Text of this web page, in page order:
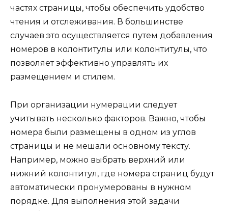
частях страницы, чтобы обеспечить удобство
чтения и отслеживания. В большинстве
случаев это осуществляется путем добавления
номеров в колонтитулы или колонтитулы, что
позволяет эффективно управлять их
размещением и стилем.
При организации нумерации следует
учитывать несколько факторов. Важно, чтобы
номера были размещены в одном из углов
страницы и не мешали основному тексту.
Например, можно выбрать верхний или
нижний колонтитул, где номера страниц будут
автоматически пронумерованы в нужном
порядке. Для выполнения этой задачи